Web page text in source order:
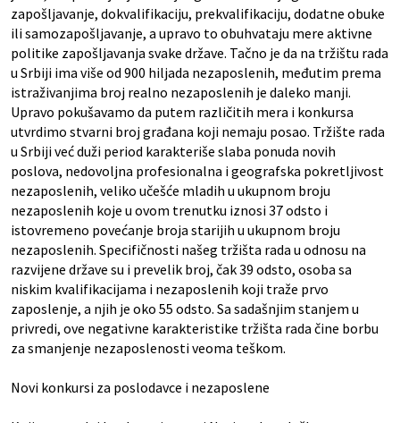
zapošljavanje, dokvalifikaciju, prekvalifikaciju, dodatne obuke
ili samozapošljavanje, a upravo to obuhvataju mere aktivne
politike zapošljavanja svake države. Tačno je da na tržištu rada
u Srbiji ima više od 900 hiljada nezaposlenih, međutim prema
istraživanjima broj realno nezaposlenih je daleko manji.
Upravo pokušavamo da putem različitih mera i konkursa
utvrdimo stvarni broj građana koji nemaju posao. Tržište rada
u Srbiji već duži period karakteriše slaba ponuda novih
poslova, nedovoljna profesionalna i geografska pokretljivost
nezaposlenih, veliko učešće mladih u ukupnom broju
nezaposlenih koje u ovom trenutku iznosi 37 odsto i
istovremeno povećanje broja starijih u ukupnom broju
nezaposlenih. Specifičnosti našeg tržišta rada u odnosu na
razvijene države su i prevelik broj, čak 39 odsto, osoba sa
niskim kvalifikacijama i nezaposlenih koji traže prvo
zaposlenje, a njih je oko 55 odsto. Sa sadašnjim stanjem u
privredi, ove negativne karakteristike tržišta rada čine borbu
za smanjenje nezaposlenosti veoma teškom.
Novi konkursi za poslodavce i nezaposlene